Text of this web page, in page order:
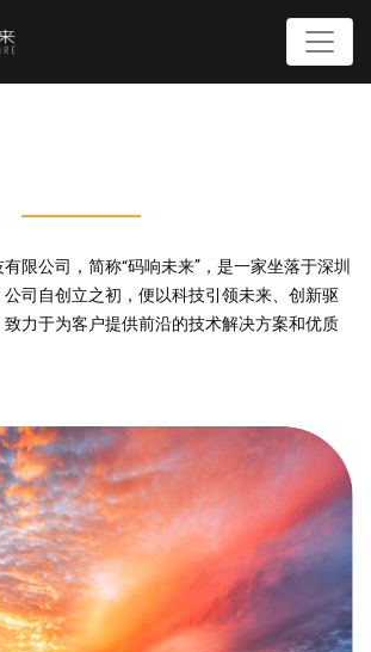
限公司，简称“码响未来”，是一家坐落于深圳
司自创立之初，便以科技引领未来、创新驱
力于为客户提供前沿的技术解决方案和优质